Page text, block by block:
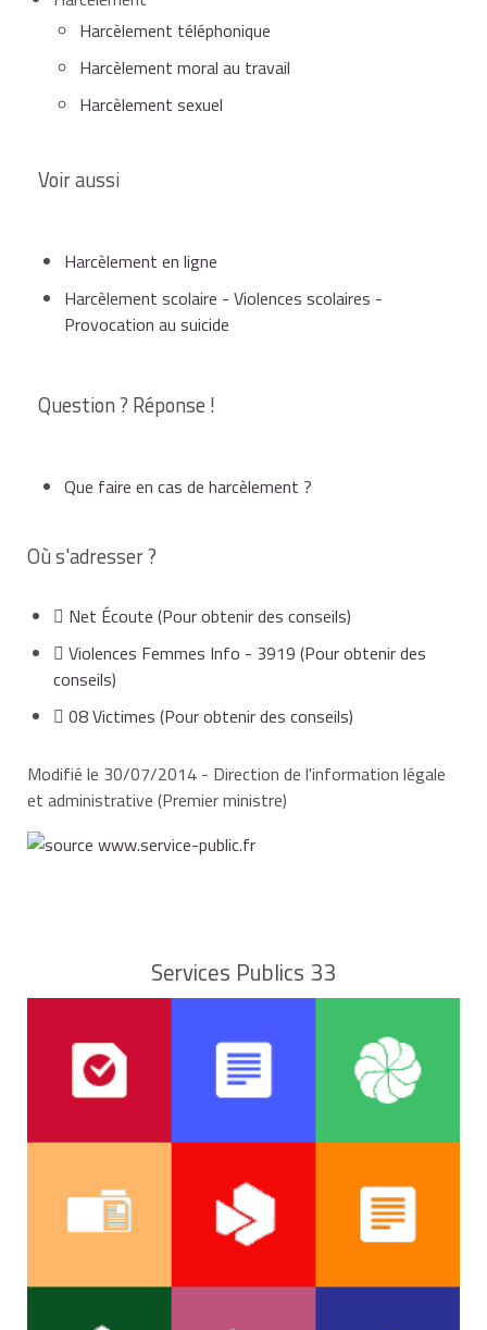
Harcèlement téléphonique
Harcèlement moral au travail
Harcèlement sexuel
Voir aussi
Harcèlement en ligne
Harcèlement scolaire - Violences scolaires -
Provocation au suicide
Question ? Réponse !
Que faire en cas de harcèlement ?
Où s'adresser ?
Net Écoute (Pour obtenir des conseils)
Violences Femmes Info - 3919 (Pour obtenir des
conseils)
08 Victimes (Pour obtenir des conseils)
Modifié le 30/07/2014 - Direction de l'information légale
et administrative (Premier ministre)
Services Publics 33